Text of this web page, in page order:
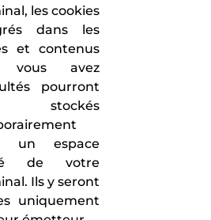
les cookies
dans les
et contenus
vous avez
pourront
stockés
un espace
de votre
Ils y seront
uniquement